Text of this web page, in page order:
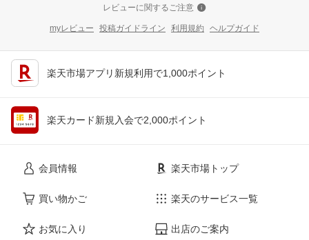
レビューに関するご注意
myレビュー 投稿ガイドライン 利用規約 ヘルプガイド
楽天市場アプリ新規利用で1,000ポイント
楽天カード新規入会で2,000ポイント
会員情報
買い物かご
お気に入り
楽天市場トップ
楽天のサービス一覧
出店のご案内